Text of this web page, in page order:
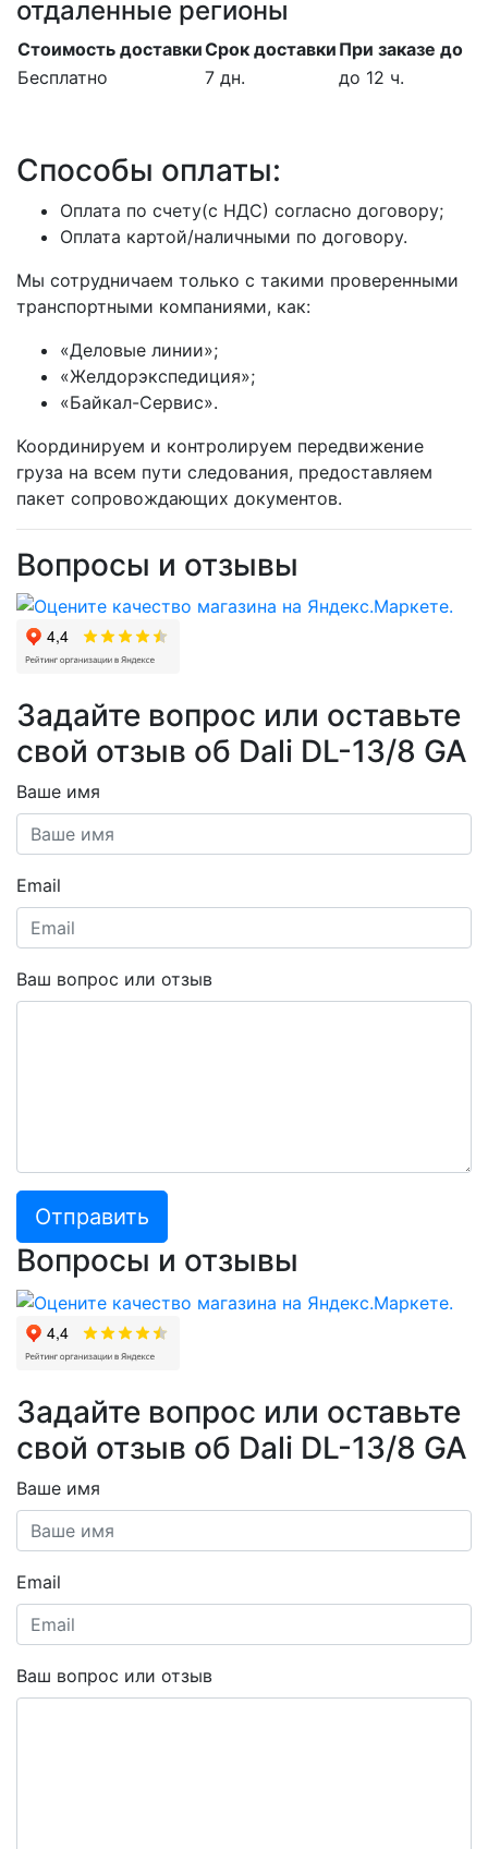
отдаленные регионы
Стоимость доставкиСрок доставки При заказе до
Бесплатно
7 дн. до 12 ч.
Способы оплаты:
Оплата по счету(с НДС) согласно договору;
Оплата картой/наличными по договору.
Мы сотрудничаем только с такими проверенными
транспортными компаниями, как:
«Деловые линии»;
«Желдорэкспедиция»;
«Байкал-Сервис».
Координируем и контролируем передвижение
груза на всем пути следования, предоставляем
пакет сопровождающих документов.
Вопросы и отзывы
Задайте вопрос или оставьте
свой отзыв об Dali DL-13/8 GA
Ваше имя
Email
Ваш вопрос или отзыв
Отправить
Вопросы и отзывы
Задайте вопрос или оставьте
свой отзыв об Dali DL-13/8 GA
Ваше имя
Email
Ваш вопрос или отзыв